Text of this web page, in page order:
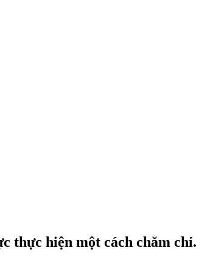
thực hiện một cách chăm chỉ.